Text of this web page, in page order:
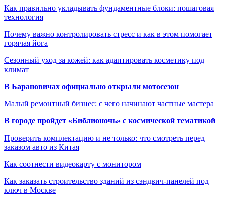
Как правильно укладывать фундаментные блоки: пошаговая
технология
Почему важно контролировать стресс и как в этом помогает
горячая йога
Сезонный уход за кожей: как адаптировать косметику под
климат
В Барановичах официально открыли мотосезон
Малый ремонтный бизнес: с чего начинают частные мастера
В городе пройдет «Библионочь» с космической тематикой
Проверить комплектацию и не только: что смотреть перед
заказом авто из Китая
Как соотнести видеокарту с монитором
Как заказать строительство зданий из сэндвич-панелей под
ключ в Москве